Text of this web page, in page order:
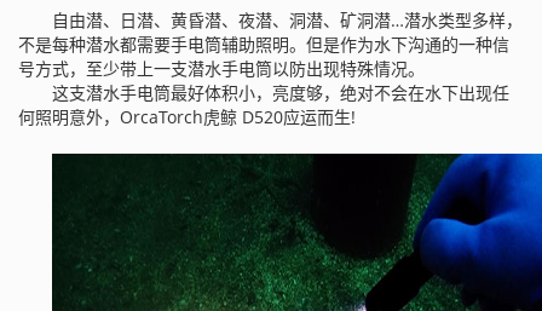
自由潜、日潜、黄昏潜、夜潜、洞潜、矿洞潜…潜水类型多样，
不是每种潜水都需要手电筒辅助照明。但是作为水下沟通的一种信
号方式，至少带上一支潜水手电筒以防出现特殊情况。
这支潜水手电筒最好体积小，亮度够，绝对不会在水下出现任
何照明意外，OrcaTorch虎鲸 D520应运而生!